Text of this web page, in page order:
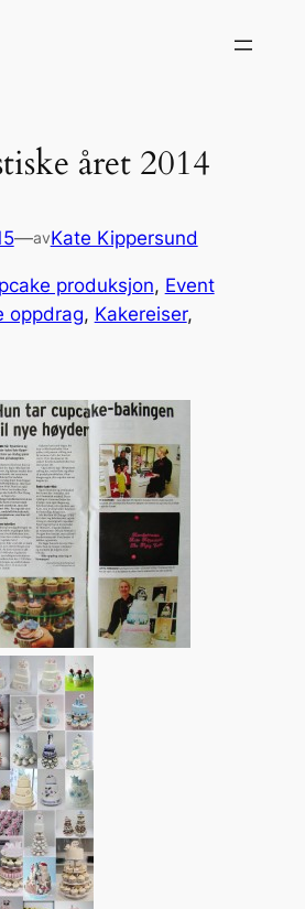
året 2014
—avKate Kippersund
produksjon, Event
oppdrag, Kakereiser